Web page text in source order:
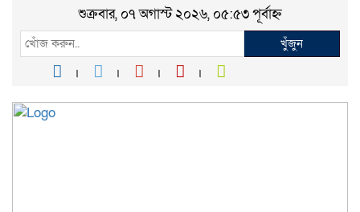
শুক্রবার, ০৭ অগাস্ট ২০২৬, ০৫:৫৩ পূর্বাহ্ন
খুঁজুন